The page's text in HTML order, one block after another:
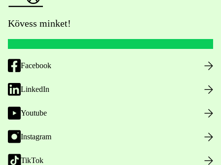
Kövess minket!
Facebook
LinkedIn
Youtube
Instagram
TikTok